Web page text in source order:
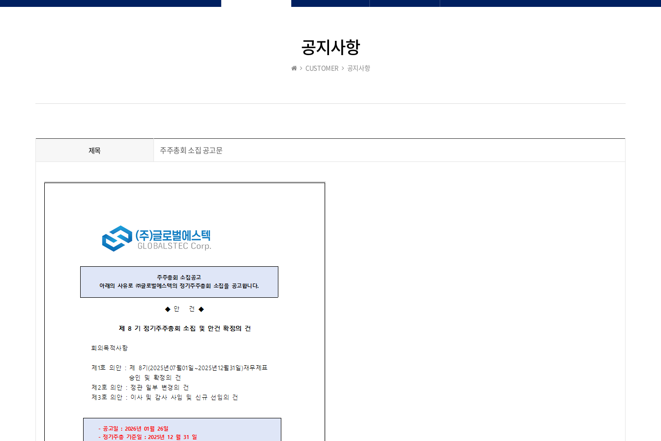
공지사항
CUSTOMER 공지사항
제목 주주총회 소집 공고문